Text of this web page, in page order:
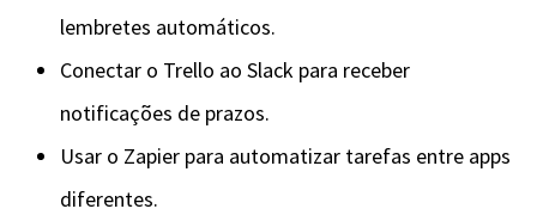
lembretes automáticos.
Conectar o Trello ao Slack para receber
notificações de prazos.
Usar o Zapier para automatizar tarefas entre apps
diferentes.